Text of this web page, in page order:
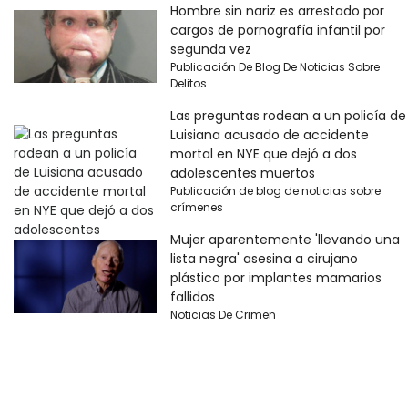
Hombre sin nariz es arrestado por
cargos de pornografía infantil por
segunda vez
Publicación De Blog De Noticias Sobre
Delitos
Las preguntas rodean a un policía de
Luisiana acusado de accidente
mortal en NYE que dejó a dos
adolescentes muertos
Publicación de blog de noticias sobre
crímenes
Mujer aparentemente 'llevando una
lista negra' asesina a cirujano
plástico por implantes mamarios
fallidos
Noticias De Crimen